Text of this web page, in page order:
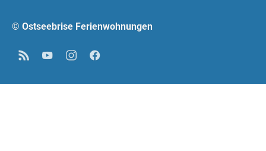
© Ostseebrise Ferienwohnungen
RSS YouTubeInstagramFacebook